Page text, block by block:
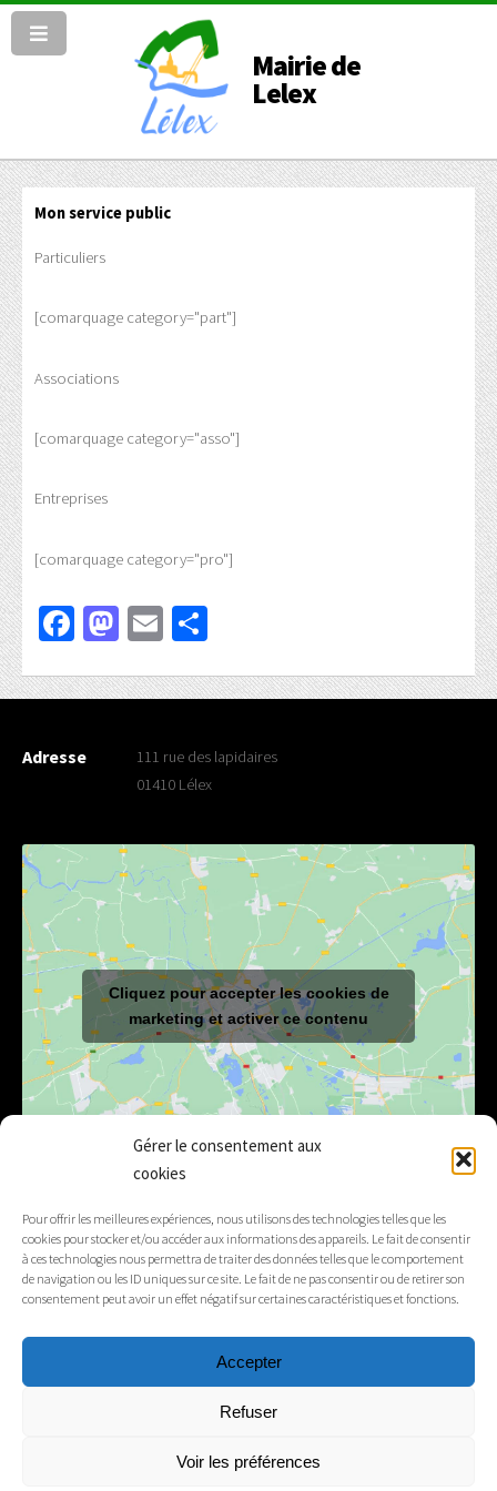
Gérer le consentement aux
cookies
Pour offrir les meilleures expériences, nous utilisons des technologies telles que les
cookies pour stocker et/ou accéder aux informations des appareils. Le fait de consentir
à ces technologies nous permettra de traiter des données telles que le comportement
de navigation ou les ID uniques sur ce site. Le fait de ne pas consentir ou de retirer son
consentement peut avoir un effet négatif sur certaines caractéristiques et fonctions.
Accepter
Refuser
Voir les préférences
Mairie de
Lelex
Mon service public
Particuliers
[comarquage category="part"]
Associations
[comarquage category="asso"]
Entreprises
[comarquage category="pro"]
Facebook
Mastodon
Email
Adresse
111 rue des lapidaires
01410 Lélex
Cliquez pour accepter les cookies de
marketing et activer ce contenu
Tél. 04 50 20 91 15
Mentions légales